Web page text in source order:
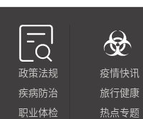
政策法规
疾病防治
职业体检
疫情快讯
旅行健康
热点专题